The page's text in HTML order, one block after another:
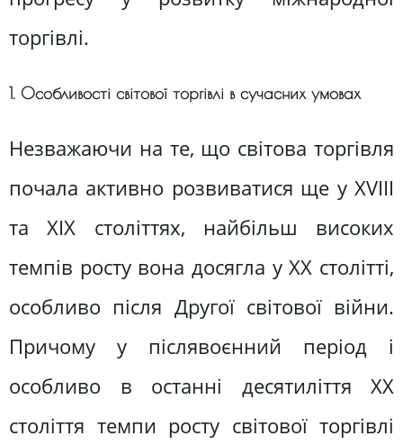
торгівлі.
1. Особливості світової торгівлі в сучасних умовах
Незважаючи на те, що світова торгівля
почала активно розвиватися ще у XVIII
та XIX століттях, найбільш високих
темпів росту вона досягла у XX столітті,
особливо після Другої світової війни.
Причому у післявоєнний період і
особливо в останні десятиліття XX
століття темпи росту світової торгівлі